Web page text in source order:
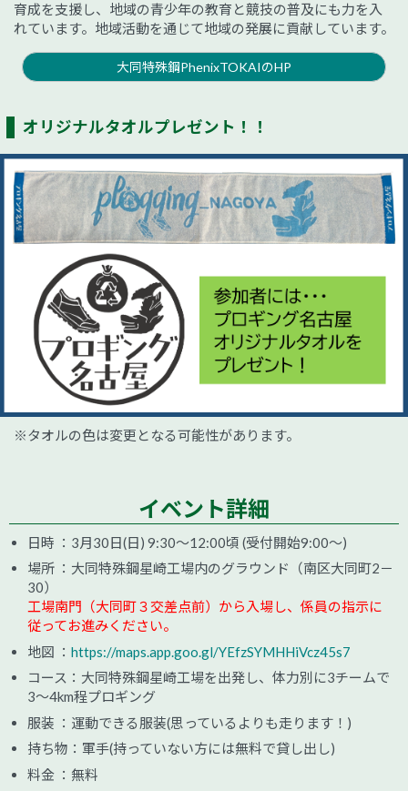
育成を支援し、地域の青少年の教育と競技の普及にも力を入
れています。地域活動を通じて地域の発展に貢献しています。
大同特殊鋼PhenixTOKAIのHP
オリジナルタオルプレゼント！！
※タオルの色は変更となる可能性があります。
イベント詳細
日時 ：3月30日(日) 9:30～12:00頃 (受付開始9:00～)
場所 ：大同特殊鋼星崎工場内のグラウンド（南区大同町2－
30）
工場南門（大同町３交差点前）から入場し、係員の指示に
従ってお進みください。
地図 ： https://maps.app.goo.gl/YEfzSYMHHiVcz45s7
コース：大同特殊鋼星崎工場を出発し、体力別に3チームで
3～4km程プロギング
服装 ：運動できる服装(思っているよりも走ります！)
持ち物：軍手(持っていない方には無料で貸し出し)
料金 ：無料